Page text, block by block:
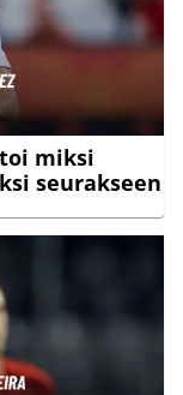
miksi
seurakseen